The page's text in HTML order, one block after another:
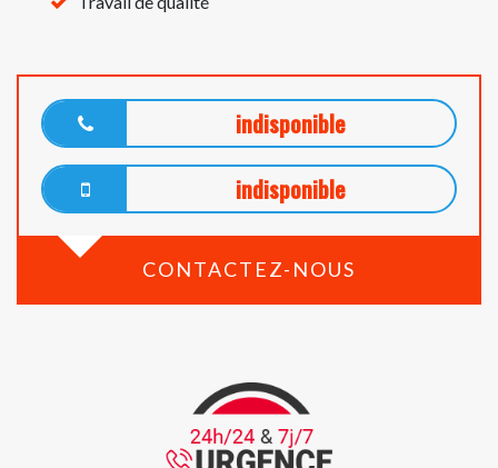
indisponible
indisponible
CONTACTEZ-NOUS